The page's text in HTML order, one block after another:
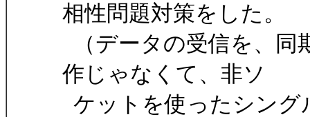
相性問題対策をした。
（データの受信を、
作じゃなくて、非ソ
ケットを使ったシン